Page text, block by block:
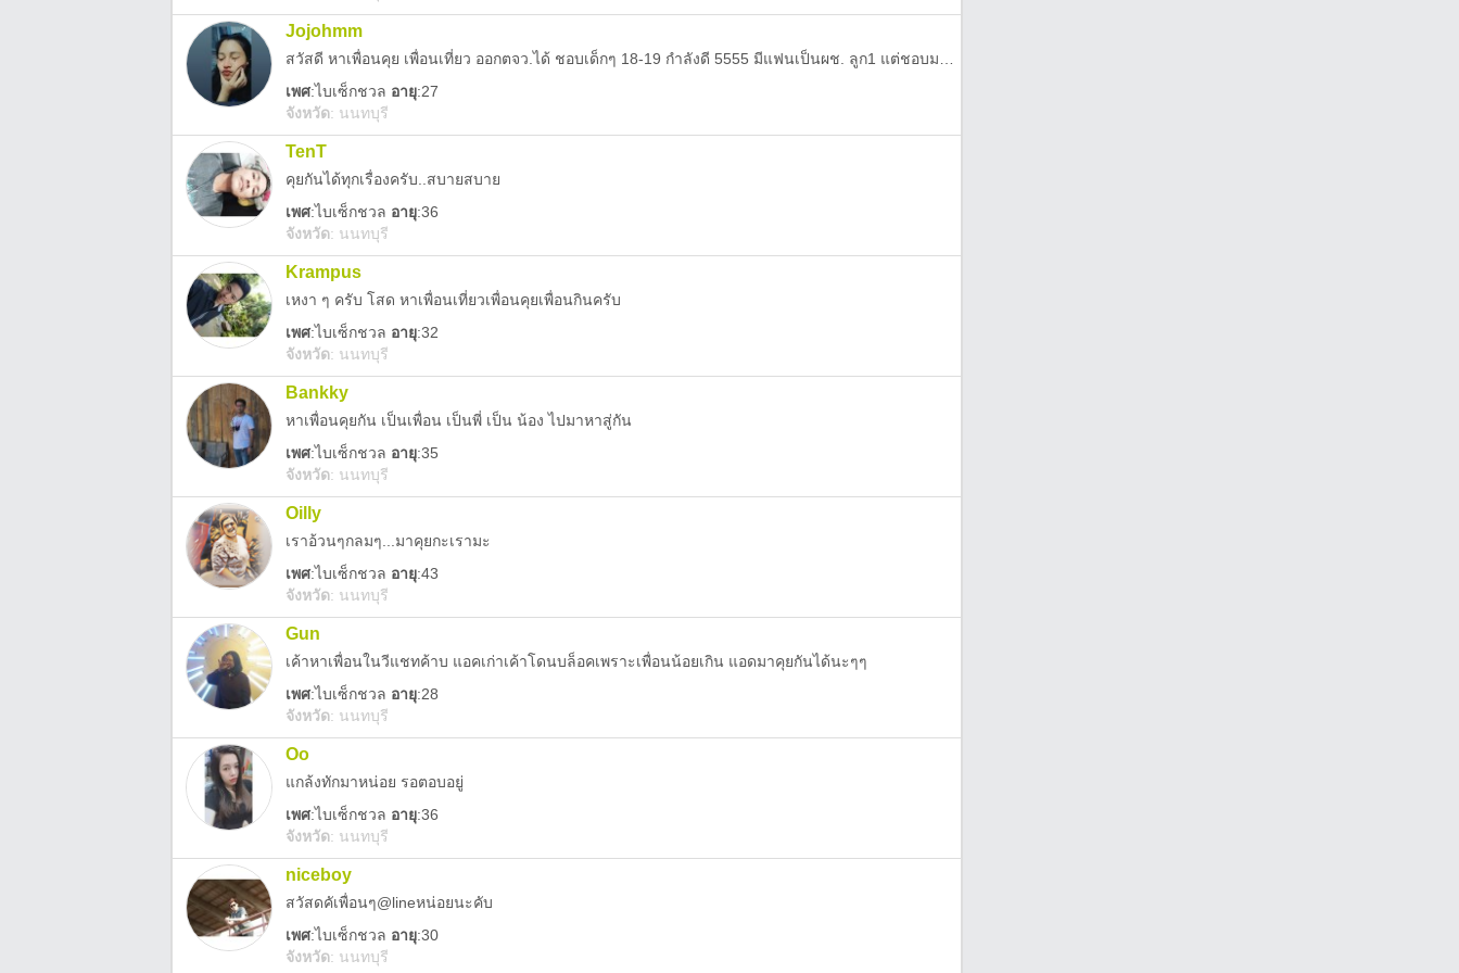
Jojohmm
เพศ:ไบเซ็กชวล อายุ:27
จังหวัด: นนทบุรี
TenT
คุยกันได้ทุกเรื่องครับ..สบายสบาย
เพศ:ไบเซ็กชวล อายุ:36
จังหวัด: นนทบุรี
Krampus
เหงา​ ๆ​ ครับ​ โสด​ หาเพื่อนเที่ยวเพื่อนคุยเพื่อนกินครับ
เพศ:ไบเซ็กชวล อายุ:32
จังหวัด: นนทบุรี
Bankky
หาเพื่อนคุยกัน เป็นเพื่อน เป็นพี่ เป็น น้อง ไปมาหาสู่กัน
เพศ:ไบเซ็กชวล อายุ:35
จังหวัด: นนทบุรี
Oilly
เราอ้วนๆกลมๆ...มาคุยกะเรามะ
เพศ:ไบเซ็กชวล อายุ:43
จังหวัด: นนทบุรี
Gun
เค้าหาเพื่อนในวีแชทค้าบ แอคเก่าเค้าโดนบล็อคเพราะเพื่อนน้อยเกิน แอดมาคุยกันได้นะๆๆ
เพศ:ไบเซ็กชวล อายุ:28
จังหวัด: นนทบุรี
Oo
แกล้งทักมาหน่อย รอตอบอยู่
เพศ:ไบเซ็กชวล อายุ:36
จังหวัด: นนทบุรี
niceboy
สวัสดคัเพื่อนๆ@lineหน่อยนะคับ
เพศ:ไบเซ็กชวล อายุ:30
จังหวัด: นนทบุรี